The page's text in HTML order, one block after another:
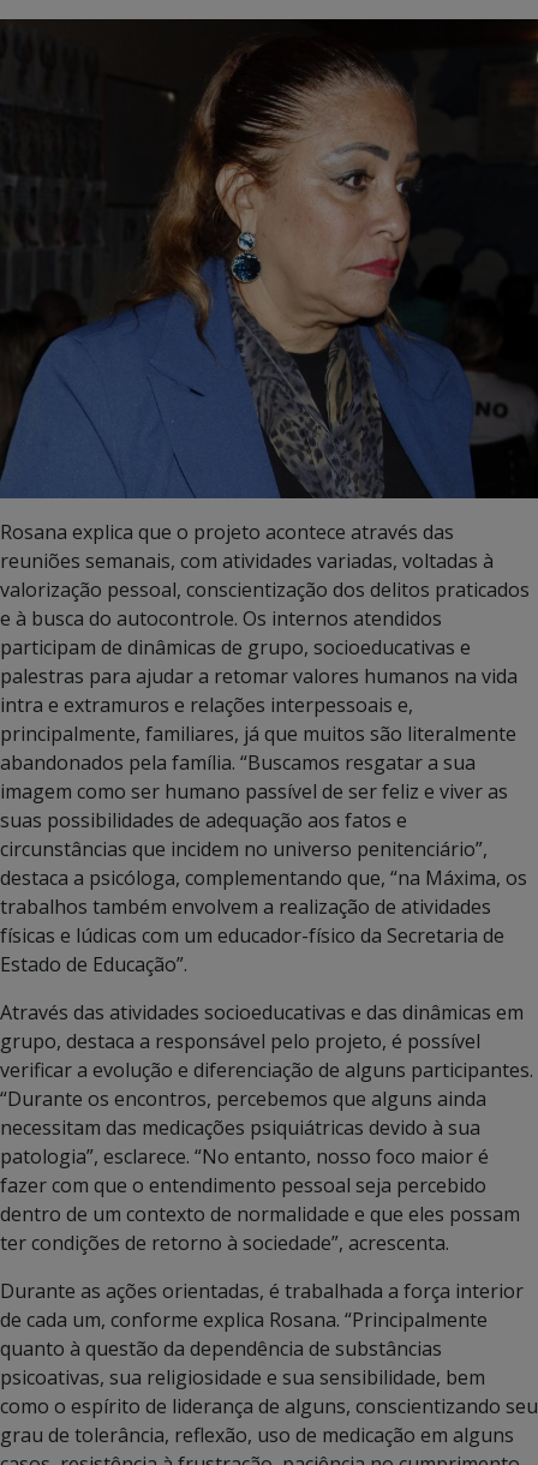
Rosana explica que o projeto acontece através das
reuniões semanais, com atividades variadas, voltadas à
valorização pessoal, conscientização dos delitos praticados
e à busca do autocontrole. Os internos atendidos
participam de dinâmicas de grupo, socioeducativas e
palestras para ajudar a retomar valores humanos na vida
intra e extramuros e relações interpessoais e,
principalmente, familiares, já que muitos são literalmente
abandonados pela família. “Buscamos resgatar a sua
imagem como ser humano passível de ser feliz e viver as
suas possibilidades de adequação aos fatos e
circunstâncias que incidem no universo penitenciário”,
destaca a psicóloga, complementando que, “na Máxima, os
trabalhos também envolvem a realização de atividades
físicas e lúdicas com um educador-físico da Secretaria de
Estado de Educação”.
Através das atividades socioeducativas e das dinâmicas em
grupo, destaca a responsável pelo projeto, é possível
verificar a evolução e diferenciação de alguns participantes.
“Durante os encontros, percebemos que alguns ainda
necessitam das medicações psiquiátricas devido à sua
patologia”, esclarece. “No entanto, nosso foco maior é
fazer com que o entendimento pessoal seja percebido
dentro de um contexto de normalidade e que eles possam
ter condições de retorno à sociedade”, acrescenta.
Durante as ações orientadas, é trabalhada a força interior
de cada um, conforme explica Rosana. “Principalmente
quanto à questão da dependência de substâncias
psicoativas, sua religiosidade e sua sensibilidade, bem
como o espírito de liderança de alguns, conscientizando seu
grau de tolerância, reflexão, uso de medicação em alguns